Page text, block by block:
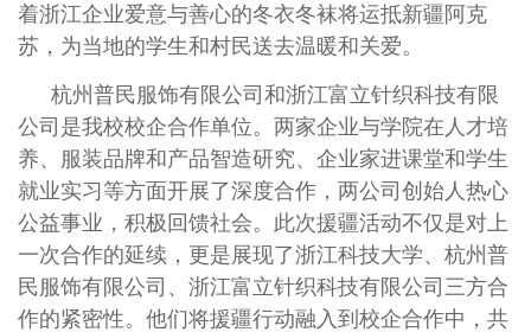
着浙江企业爱意与善心的冬衣冬袜将运抵新疆阿克
苏，为当地的学生和村民送去温暖和关爱。
杭州普民服饰有限公司和浙江富立针织科技有限
公司是我校校企合作单位。两家企业与学院在人才培
养、服装品牌和产品智造研究、企业家进课堂和学生
就业实习等方面开展了深度合作，两公司创始人热心
公益事业，积极回馈社会。此次援疆活动不仅是对上
一次合作的延续，更是展现了浙江科技大学、杭州普
民服饰有限公司、浙江富立针织科技有限公司三方合
作的紧密性。他们将援疆行动融入到校企合作中，共